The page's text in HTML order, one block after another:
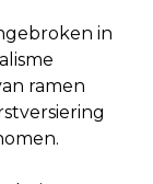
in
ramen